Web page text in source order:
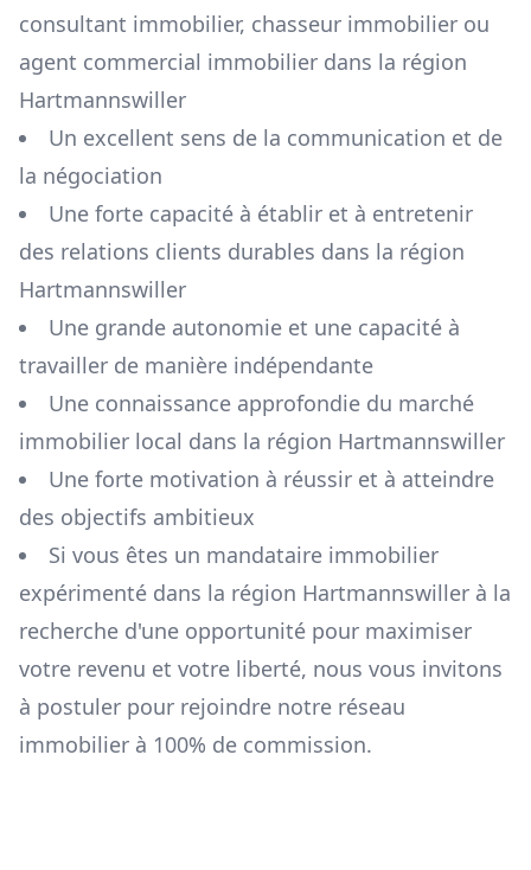
consultant immobilier, chasseur immobilier ou
agent commercial immobilier dans la région
Hartmannswiller
Un excellent sens de la communication et de
la négociation
Une forte capacité à établir et à entretenir
des relations clients durables dans la région
Hartmannswiller
Une grande autonomie et une capacité à
travailler de manière indépendante
Une connaissance approfondie du marché
immobilier local dans la région Hartmannswiller
Une forte motivation à réussir et à atteindre
des objectifs ambitieux
Si vous êtes un mandataire immobilier
expérimenté dans la région Hartmannswiller à la
recherche d'une opportunité pour maximiser
votre revenu et votre liberté, nous vous invitons
à postuler pour rejoindre notre réseau
immobilier à 100% de commission.